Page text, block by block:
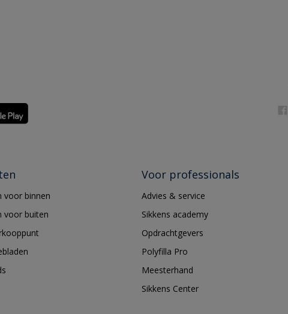
voor binnen
voor buiten
Voor professionals
Advies & service
Sikkens academy
Opdrachtgevers
Polyfilla Pro
Meesterhand
Sikkens Center